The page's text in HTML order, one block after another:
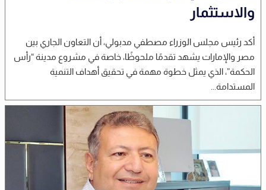
والاستثمار
أكد رئيس مجلس الوزراء مصطفي مدبولي، أن التعاون الجاري بين
مصر والإمارات يشهد تقدمًا ملحوظًا، خاصة في مشروع مدينة “رأس
الحكمة”، الذي يمثل خطوة مهمة في تحقيق أهداف التنمية
المستدامة...